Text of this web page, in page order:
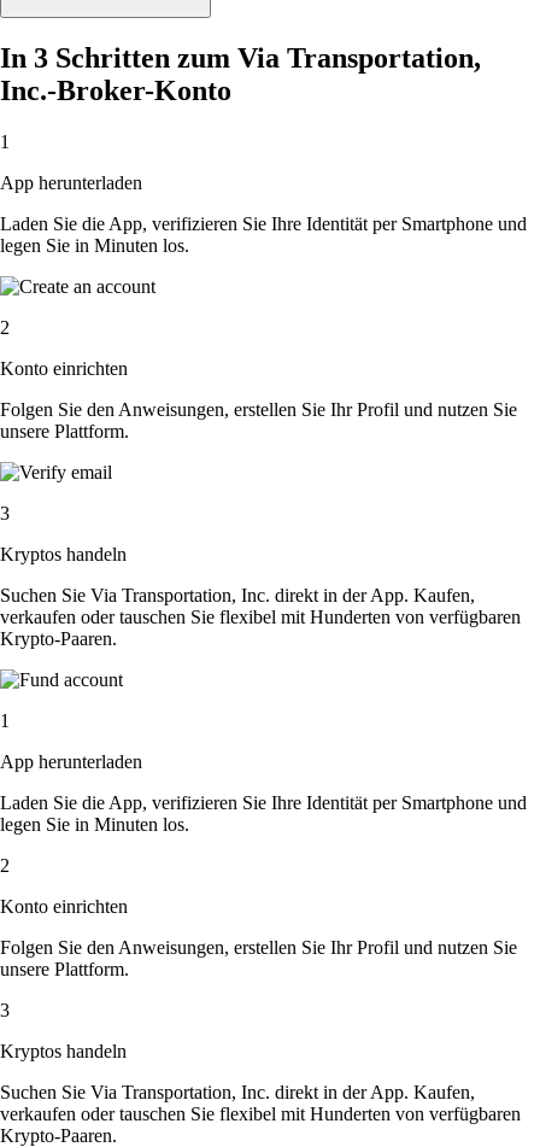
In 3 Schritten zum Via Transportation,
Inc.-Broker-Konto
1
App herunterladen
Laden Sie die App, verifizieren Sie Ihre Identität per Smartphone und
legen Sie in Minuten los.
2
Konto einrichten
Folgen Sie den Anweisungen, erstellen Sie Ihr Profil und nutzen Sie
unsere Plattform.
3
Kryptos handeln
Suchen Sie Via Transportation, Inc. direkt in der App. Kaufen,
verkaufen oder tauschen Sie flexibel mit Hunderten von verfügbaren
Krypto-Paaren.
1
App herunterladen
Laden Sie die App, verifizieren Sie Ihre Identität per Smartphone und
legen Sie in Minuten los.
2
Konto einrichten
Folgen Sie den Anweisungen, erstellen Sie Ihr Profil und nutzen Sie
unsere Plattform.
3
Kryptos handeln
Suchen Sie Via Transportation, Inc. direkt in der App. Kaufen,
verkaufen oder tauschen Sie flexibel mit Hunderten von verfügbaren
Krypto-Paaren.